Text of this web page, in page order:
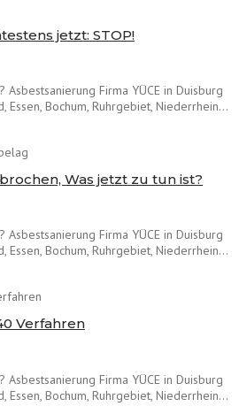
jetzt: STOP!
Asbestsanierung Firma YÜCE in Duisburg
Essen, Bochum, Ruhrgebiet, Niederrhein...
Was jetzt zu tun ist?
Asbestsanierung Firma YÜCE in Duisburg
Essen, Bochum, Ruhrgebiet, Niederrhein...
Verfahren
Asbestsanierung Firma YÜCE in Duisburg
Essen, Bochum, Ruhrgebiet, Niederrhein...